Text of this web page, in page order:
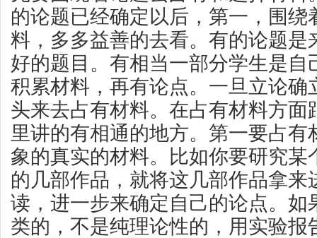
的论题已经确定以后，第一，围绕
料，多多益善的去看。有的论题是
好的题目。有相当一部分学生是自
积累材料，再有论点。一旦立论确
头来去占有材料。在占有材料方面
里讲的有相通的地方。第一要占有
象的真实的材料。比如你要研究某
的几部作品，就将这几部作品拿来
读，进一步来确定自己的论点。如
类的，不是纯理论性的，用实验报